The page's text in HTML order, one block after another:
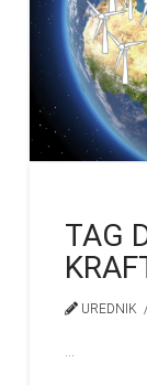
TAG
UREDNIK